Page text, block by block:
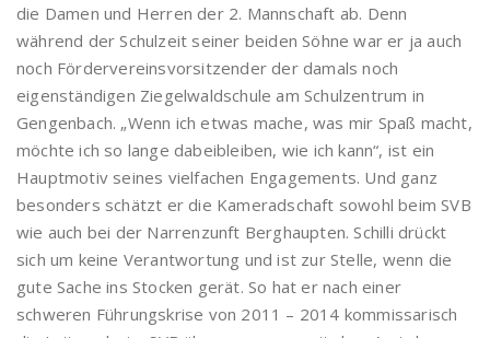
die Damen und Herren der 2. Mannschaft ab. Denn
während der Schulzeit seiner beiden Söhne war er ja auch
noch Fördervereinsvorsitzender der damals noch
eigenständigen Ziegelwaldschule am Schulzentrum in
Gengenbach. „Wenn ich etwas mache, was mir Spaß macht,
möchte ich so lange dabeibleiben, wie ich kann“, ist ein
Hauptmotiv seines vielfachen Engagements. Und ganz
besonders schätzt er die Kameradschaft sowohl beim SVB
wie auch bei der Narrenzunft Berghaupten. Schilli drückt
sich um keine Verantwortung und ist zur Stelle, wenn die
gute Sache ins Stocken gerät. So hat er nach einer
schweren Führungskrise von 2011 – 2014 kommissarisch